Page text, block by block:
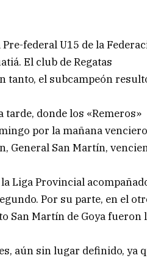
federal U15 de la
El club de Regatas
tanto, el subcampeón
donde los «Remeros»
por la mañana
General San Martín,
Liga Provincial
Por su parte, en el
San Martín de Goya fueron
aún sin lugar definido, ya